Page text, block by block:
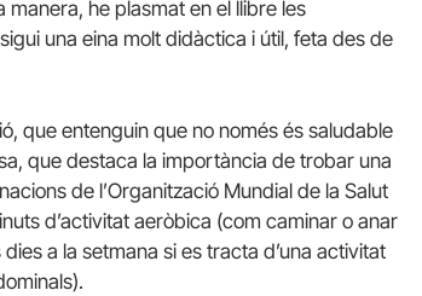
manera, he plasmat en el llibre les
una eina molt didàctica i útil, feta des de
que entenguin que no només és saludable
que destaca la importància de trobar una
de l’Organització Mundial de la Salut
d’activitat aeròbica (com caminar o anar
a la setmana si es tracta d’una activitat